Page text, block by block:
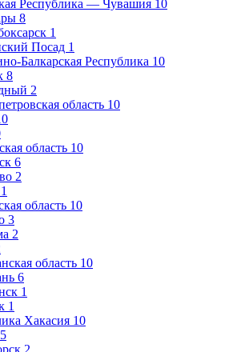
Республика — Чувашия 10
8
1
Посад 1
Балкарская Республика 10
8
2
область 10
область 10
6
2
1
область 10
3
2
область 10
6
1
1
Хакасия 10
5
2